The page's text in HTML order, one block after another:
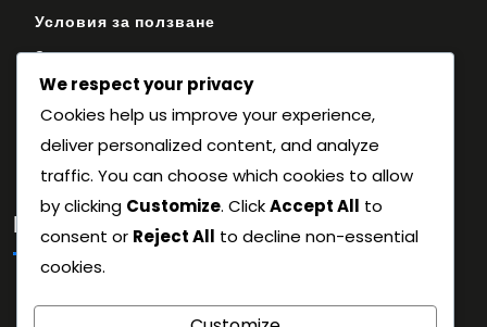
Условия за ползване
За нас
Връзка с нас
Предпочитания за бисквитки
Категории
We respect your privacy
Cookies help us improve your experience,
deliver personalized content, and analyze
traffic. You can choose which cookies to allow
by clicking Customize. ClickAccept All to
consent or Reject All to decline non-essential
cookies.